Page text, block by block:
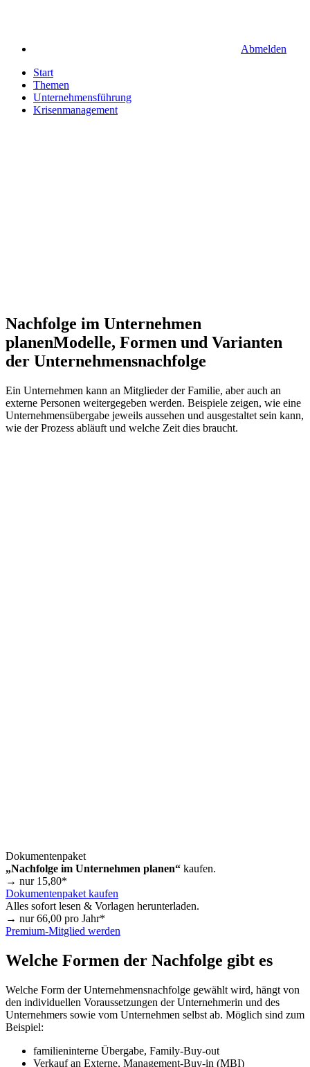
Abmelden
Start
Themen
Unternehmensführung
Krisenmanagement
Nachfolge im Unternehmen
planenModelle, Formen und Varianten
der Unternehmensnachfolge
Ein Unternehmen kann an Mitglieder der Familie, aber auch an
externe Personen weitergegeben werden. Beispiele zeigen, wie eine
Unternehmensübergabe jeweils aussehen und ausgestaltet sein kann,
wie der Prozess abläuft und welche Zeit dies braucht.
Dokumentenpaket
„Nachfolge im Unternehmen planen“ kaufen.
→ nur 15,80*
Dokumentenpaket kaufen
Alles sofort lesen & Vorlagen herunterladen.
→ nur66,00 pro Jahr*
Premium-Mitglied werden
Welche Formen der Nachfolge gibt es
Welche Form der Unternehmensnachfolge gewählt wird, hängt von
den individuellen Voraussetzungen der Unternehmerin und des
Unternehmers sowie vom Unternehmen selbst ab. Möglich sind zum
Beispiel:
familieninterne Übergabe, Family-Buy-out
Verkauf an Externe, Management-Buy-in (MBI)